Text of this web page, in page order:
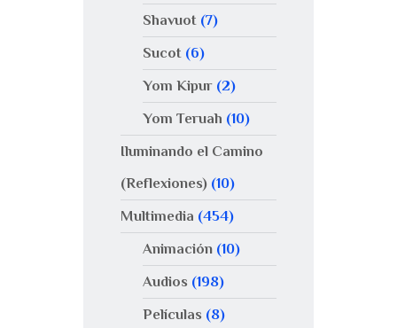
Shavuot(7)
Sucot(6)
Yom Kipur(2)
Yom Teruah (10)
Iluminando el Camino
(Reflexiones) (10)
Multimedia (454)
Animación(10)
Audios (198)
Películas (8)